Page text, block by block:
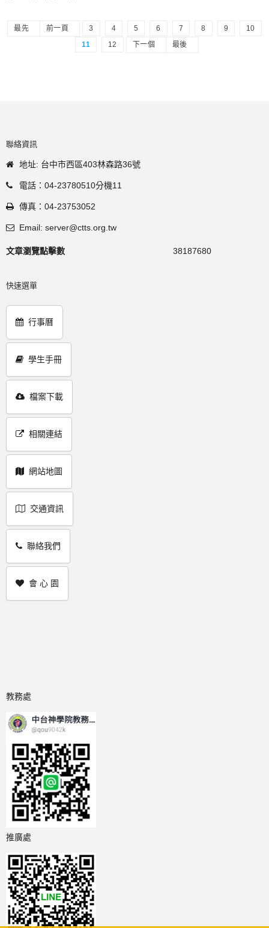
最先 前一頁 3 4 5 6 7 8 9
10
11
12 下一個 最後
聯絡資訊
地址: 台中市西區403林森路36號
電話：04-23780510分機11
傳真：04-23753052
Email: server@ctts.org.tw
文章瀏覽點擊數 38187680
快速選單
行事曆
學生手冊
檔案下載
相關連結
網站地圖
交通資訊
聯絡我們
會 心 園
教務處
推廣處